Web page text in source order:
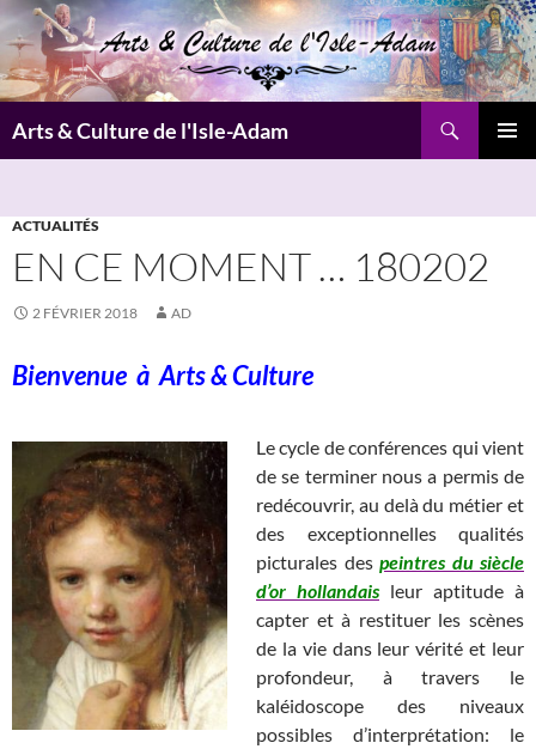
Aller
au
contenu
Arts & Culture de l'Isle-Adam
ACTUALITÉS
EN CE MOMENT … 180202
2 FÉVRIER 2018 AD
Bienvenue àArts & Culture
Le cycle de conférences qui vient
de se terminer nous a permis de
redécouvrir, au delà du métier et
des exceptionnelles qualités
picturales des peintres du siècle
d’or hollandaisleur aptitude à
capter et à restituer les scènes
de la vie dans leur vérité et leur
profondeur, à travers le
kaléidoscope des niveaux
possibles d’interprétation: le